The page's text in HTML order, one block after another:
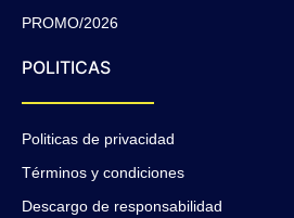
PROMO/2026
POLITICAS
Politicas de privacidad
Términos y condiciones
Descargo de responsabilidad